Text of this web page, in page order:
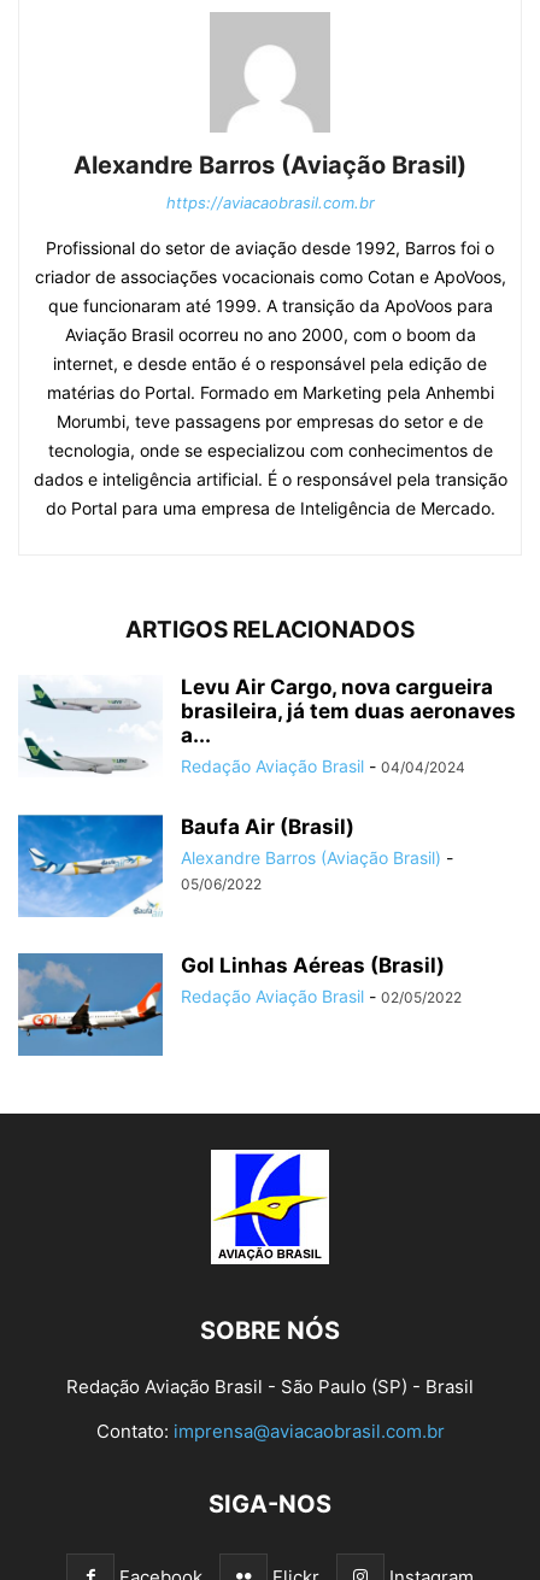
Alexandre Barros (Aviação Brasil)
https://aviacaobrasil.com.br
Profissional do setor de aviação desde 1992, Barros foi o
criador de associações vocacionais como Cotan e ApoVoos,
que funcionaram até 1999. A transição da ApoVoos para
Aviação Brasil ocorreu no ano 2000, com o boom da
internet, e desde então é o responsável pela edição de
matérias do Portal. Formado em Marketing pela Anhembi
Morumbi, teve passagens por empresas do setor e de
tecnologia, onde se especializou com conhecimentos de
dados e inteligência artificial. É o responsável pela transição
do Portal para uma empresa de Inteligência de Mercado.
ARTIGOS RELACIONADOS
Levu Air Cargo, nova cargueira
brasileira, já tem duas aeronaves
a...
Redação Aviação Brasil - 04/04/2024
Baufa Air (Brasil)
Alexandre Barros (Aviação Brasil) -
05/06/2022
Gol Linhas Aéreas (Brasil)
Redação Aviação Brasil - 02/05/2022
SOBRE NÓS
Redação Aviação Brasil - São Paulo (SP) - Brasil
Contato: imprensa@aviacaobrasil.com.br
SIGA-NOS